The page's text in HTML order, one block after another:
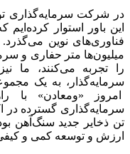
در شرکت سرمایه‌گذاری
این باور استوار
فناوری‌های نوین
میلیون‌ها متر حفاری و
را تجربه می‌کنند، ما
سرمایه‌گذار، به یک
امروز «ومعادن»
تن ذخایر جدید سنگ‌آهن
ارزش و توسعه کمی و کیفی